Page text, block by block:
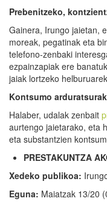
Prebenitzeko,
Gainera, Irungo jaietan,
moreak, pegatinak eta
telefono-zenbaki
ezpainzapiak ere
jaiak lortzeko
Kontsumo
Halaber, udalak zenbait
aurtengo jaietarako, eta
eta substantzien
PRESTAKUNTZA
Xedeko publikoa:
Eguna: Maiatzak 13/20